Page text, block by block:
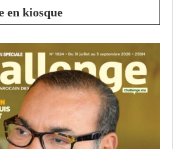
en kiosque